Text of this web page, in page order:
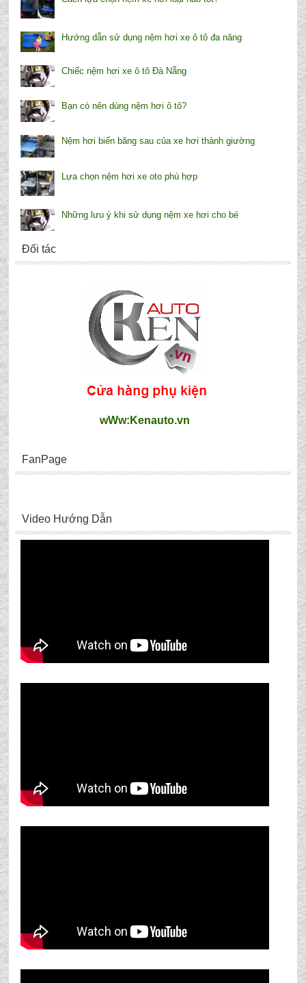
Hướng dẫn sử dụng nệm hơi xe ô tô đa năng
Chiếc nệm hơi xe ô tô Đà Nẵng
Bạn có nên dùng nệm hơi ô tô?
Nệm hơi biến băng sau của xe hơi thành giường
Lựa chọn nệm hơi xe oto phù hợp
Những lưu ý khi sử dụng nệm xe hơi cho bé
Đối tác
wWw:Kenauto.vn
FanPage
Video Hướng Dẫn